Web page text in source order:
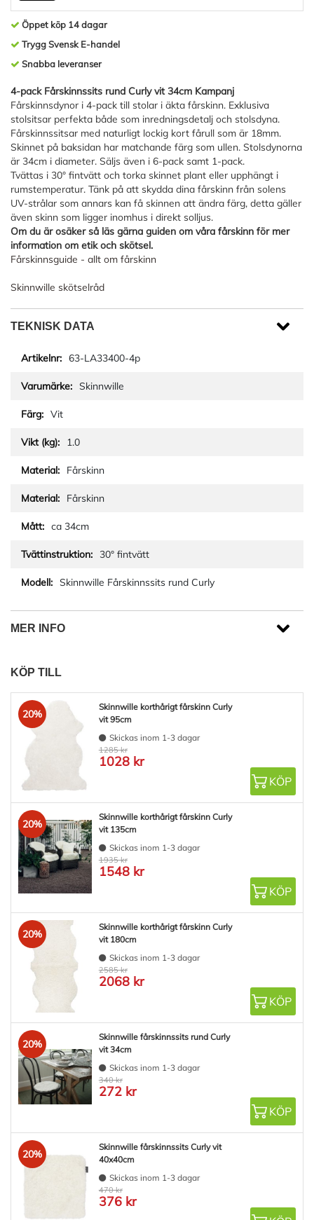
Öppet köp 14 dagar
Trygg Svensk E-handel
Snabba leveranser
4-pack Fårskinnssits rund Curly vit 34cm Kampanj
Fårskinnsdynor i 4-pack till stolar i äkta fårskinn. Exklusiva
stolsitsar perfekta både som inredningsdetalj och stolsdyna.
Fårskinnssitsar med naturligt lockig kort fårull som är 18mm.
Skinnet på baksidan har matchande färg som ullen. Stolsdynorna
är 34cm i diameter. Säljs även i 6-pack samt 1-pack.
Tvättas i 30° fintvätt och torka skinnet plant eller upphängt i
rumstemperatur. Tänk på att skydda dina fårskinn från solens
UV-strålar som annars kan få skinnen att ändra färg, detta gäller
även skinn som ligger inomhus i direkt solljus.
Om du är osäker så läs gärna guiden om våra fårskinn för mer
information om etik och skötsel.
Fårskinnsguide - allt om fårskinn
Skinnwille skötselråd
TEKNISK DATA
63-LA33400-4p
Skinnwille
Vit
1.0
Fårskinn
Fårskinn
ca 34cm
30° fintvätt
Skinnwille Fårskinnssits rund Curly
MER INFO
KÖP TILL
20%
Skinnwille korthårigt fårskinn Curly
vit 95cm
Skickas inom 1-3 dagar
1285 kr
1028 kr
KÖP
20%
Skinnwille korthårigt fårskinn Curly
vit 135cm
Skickas inom 1-3 dagar
1935 kr
1548 kr
KÖP
20%
Skinnwille korthårigt fårskinn Curly
vit 180cm
Skickas inom 1-3 dagar
2585 kr
2068 kr
KÖP
20%
Skinnwille fårskinnssits rund Curly
vit 34cm
Skickas inom 1-3 dagar
340 kr
272 kr
KÖP
20%
Skinnwille fårskinnssits Curly vit
40x40cm
Skickas inom 1-3 dagar
470 kr
376 kr